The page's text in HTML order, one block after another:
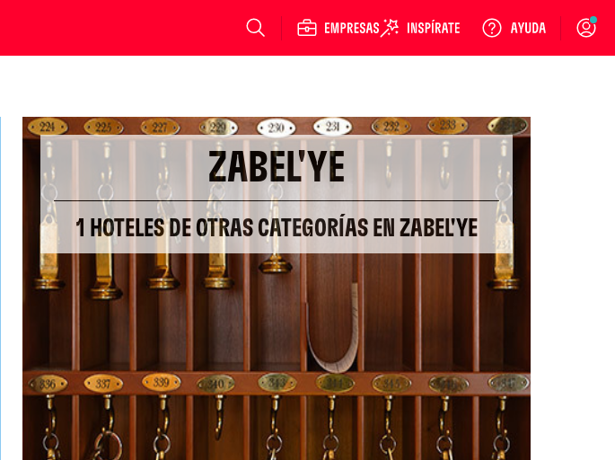
Login
ZABEL'YE
1 HOTELES DE OTRAS CATEGORÍAS EN ZABEL'YE